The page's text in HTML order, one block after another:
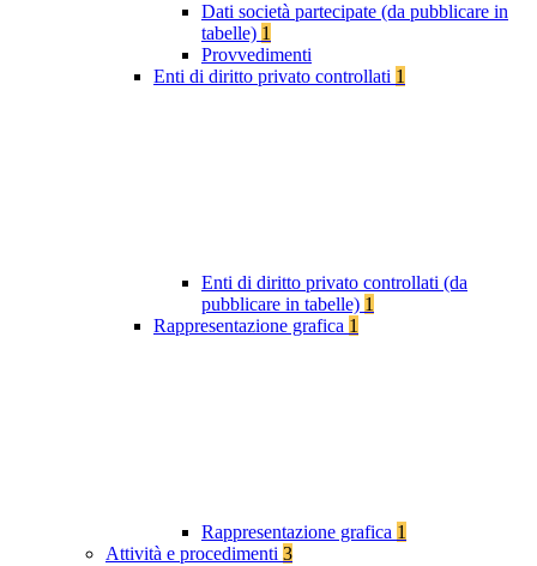
Dati società partecipate (da pubblicare in
tabelle) 1
Provvedimenti
Enti di diritto privato controllati 1
Enti di diritto privato controllati (da
pubblicare in tabelle) 1
Rappresentazione grafica 1
Rappresentazione grafica 1
Attività e procedimenti 3